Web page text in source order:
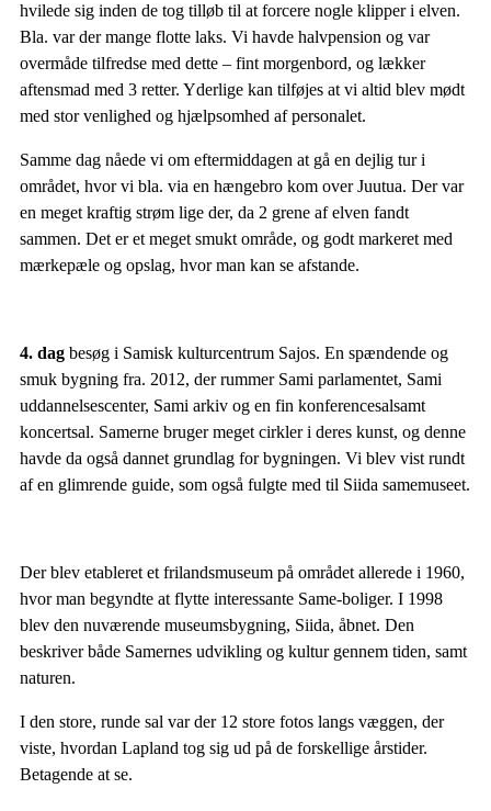
hvilede sig inden de tog tilløb til at forcere nogle klipper i elven.
Bla. var der mange flotte laks. Vi havde halvpension og var
overmåde tilfredse med dette – fint morgenbord, og lækker
aftensmad med 3 retter. Yderlige kan tilføjes at vi altid blev mødt
med stor venlighed og hjælpsomhed af personalet.
Samme dag nåede vi om eftermiddagen at gå en dejlig tur i
området, hvor vi bla. via en hængebro kom over Juutua. Der var
en meget kraftig strøm lige der, da 2 grene af elven fandt
sammen. Det er et meget smukt område, og godt markeret med
mærkepæle og opslag, hvor man kan se afstande.
4. dag besøg i Samisk kulturcentrum Sajos. En spændende og
smuk bygning fra. 2012, der rummer Sami parlamentet, Sami
uddannelsescenter, Sami arkiv og en fin konferencesalsamt
koncertsal. Samerne bruger meget cirkler i deres kunst, og denne
havde da også dannet grundlag for bygningen. Vi blev vist rundt
af en glimrende guide, som også fulgte med til Siida samemuseet.
Der blev etableret et frilandsmuseum på området allerede i 1960,
hvor man begyndte at flytte interessante Same-boliger. I 1998
blev den nuværende museumsbygning, Siida, åbnet. Den
beskriver både Samernes udvikling og kultur gennem tiden, samt
naturen.
I den store, runde sal var der 12 store fotos langs væggen, der
viste, hvordan Lapland tog sig ud på de forskellige årstider.
Betagende at se.